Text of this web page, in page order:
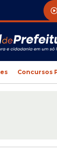
Concursos